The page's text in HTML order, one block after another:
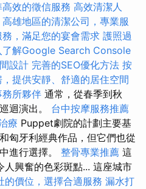
效的徵信服務 高效清潔人
高雄地區的清潔公司，專業服
，滿足您的宴會需求 護照過
了解Google Search Console
設計 完善的SEO優化方法 按
提供安靜、舒適的居住空間
所夥伴 通常，從春季到秋
迴演出。 台中按摩服務推薦
療 Puppet劇院的計劃主要基
匈牙利經典作品，但它們也從
進行選擇。 整骨專業推薦 這
興奮的色彩斑點... 這座城市
的價位，選擇合適服務 漏水打